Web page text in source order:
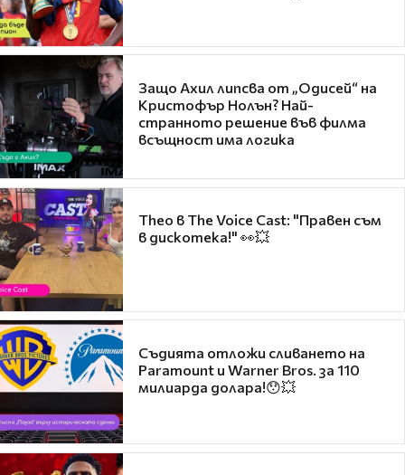
Защо Ахил липсва от „Одисей“ на
Кристофър Нолън? Най-
странното решение във филма
всъщност има логика
Theo в The Voice Cast: "Правен съм
в дискотека!" 👀💥
Съдията отложи сливането на
Paramount и Warner Bros. за 110
милиарда долара!😯💥